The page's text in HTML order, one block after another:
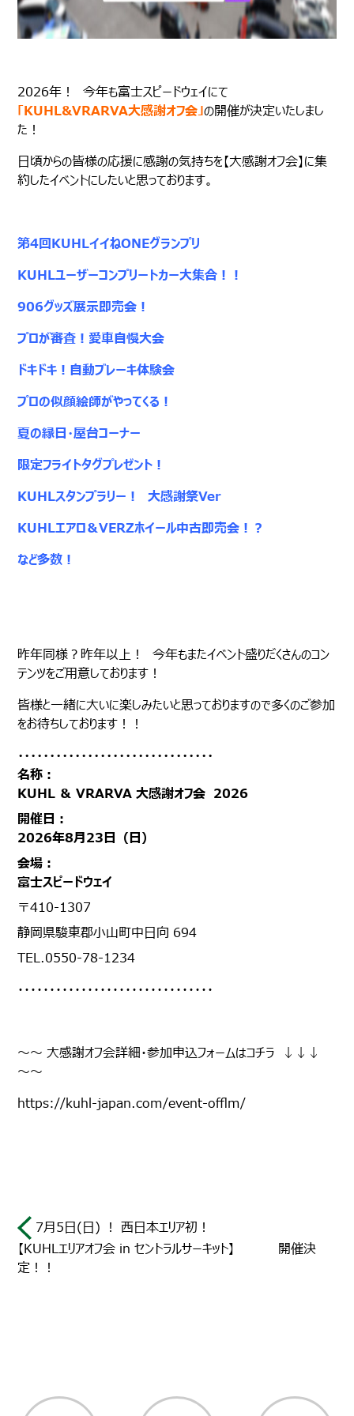
2026年！ 今年も富士スピードウェイにて
「KUHL&VRARVA大感謝オフ会」の開催が決定いたしまし
た！
日頃からの皆様の応援に感謝の気持ちを【大感謝オフ会】に集
約したイベントにしたいと思っております。
第4回KUHLイイねONEグランプリ
KUHLユーザーコンプリートカー大集合！！
906グッズ展示即売会！
プロが審査！愛車自慢大会
ドキドキ！自動ブレーキ体験会
プロの似顔絵師がやってくる！
夏の縁日・屋台コーナー
限定フライトタグプレゼント！
KUHLスタンプラリー！ 大感謝祭Ver
KUHLエアロ＆VERZホイール中古即売会！？
など多数！
昨年同様？昨年以上！ 今年もまたイベント盛りだくさんのコン
テンツをご用意しております！
皆様と一緒に大いに楽しみたいと思っておりますので多くのご参加
をお待ちしております！！
・・・・・・・・・・・・・・・・・・・・・・・・・・・・・・・
名称：
KUHL ＆ VRARVA 大感謝オフ会 2026
開催日：
2026年8月23日（日）
会場：
富士スピードウェイ
〒410-1307
静岡県駿東郡小山町中日向 694
TEL.0550-78-1234
・・・・・・・・・・・・・・・・・・・・・・・・・・・・・・・
～～ 大感謝オフ会詳細・参加申込フォームはコチラ ↓↓↓
～～
https://kuhl-japan.com/event-offlm/
7月5日(日) ！ 西日本エリア初！
【KUHLエリアオフ会 in セントラルサーキット】 開催決
定！！